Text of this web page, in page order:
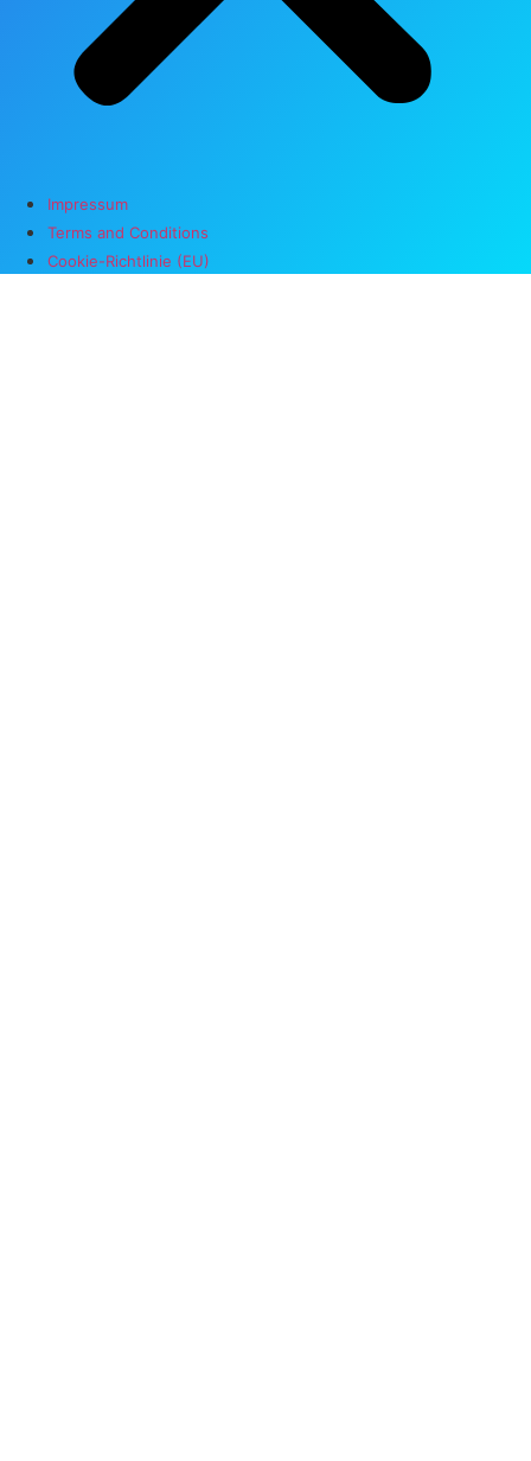
Impressum
Terms and Conditions
Cookie-Richtlinie (EU)